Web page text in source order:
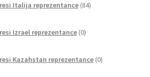
Italija reprezentance 84izdelkov
Izrael reprezentance 0izdelkov
Kazahstan reprezentance 0izdelkov